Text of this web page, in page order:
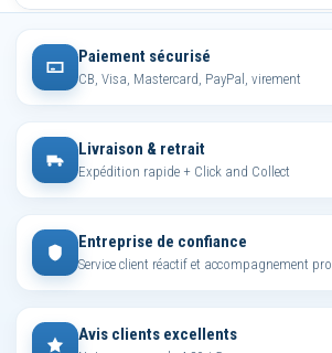
Paiement sécurisé
CB, Visa, Mastercard, PayPal, virement
Livraison & retrait
Expédition rapide + Click and Collect
Entreprise de confiance
Service client réactif et accompagnement pro
Avis clients excellents